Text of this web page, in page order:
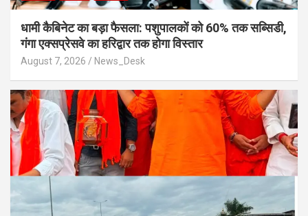
​धामी कैबिनेट का बड़ा फैसला: पशुपालकों को 60% तक सब्सिडी,
गंगा एक्सप्रेसवे का हरिद्वार तक होगा विस्तार
August 7, 2026 News_Desk